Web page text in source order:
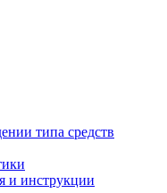
типа средств
и инструкции